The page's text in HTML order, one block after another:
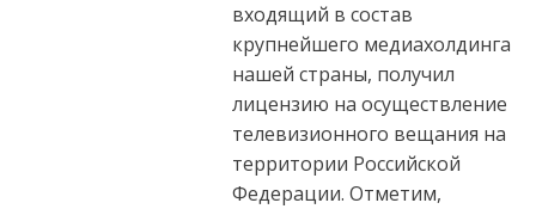
территории
Российской
Федерации
входящий в состав
крупнейшего медиахолдинга
нашей страны, получил
лицензию на осуществление
телевизионного вещания на
территории Российской
Федерации. Отметим,